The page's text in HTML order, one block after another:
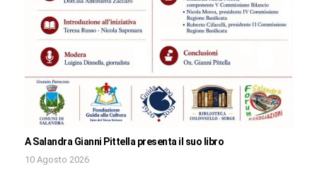
A Salandra Gianni Pittella presenta il suo libro
10 Agosto 2026